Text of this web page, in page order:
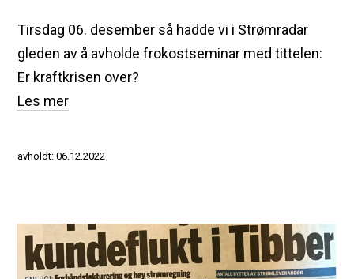
Tirsdag 06. desember så hadde vi i Strømradar
gleden av å avholde frokostseminar med tittelen:
Er kraftkrisen over?
Les mer
avholdt: 06.12.2022